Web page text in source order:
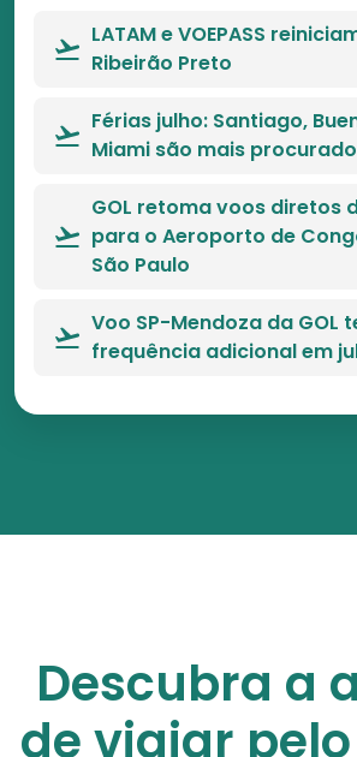
LATAM e VOEPASS
Ribeirão Preto
Férias julho: Santiago,
Miami são mais
GOL retoma voos diretos
para o Aeroporto de
São Paulo
Voo SP-Mendoza da GOL
frequência adicional em
Descubra a
de viajar